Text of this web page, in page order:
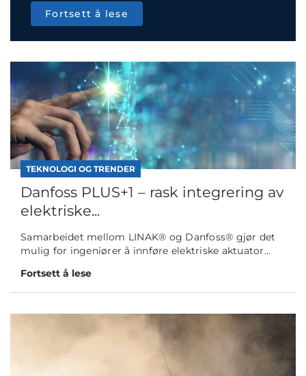
Fortsett å lese
TEKNOLOGI OG TRENDER
Danfoss PLUS+1 – rask integrering av
elektriske...
Samarbeidet mellom LINAK® og Danfoss® gjør det
mulig for ingeniører å innføre elektriske aktuator...
Fortsett å lese